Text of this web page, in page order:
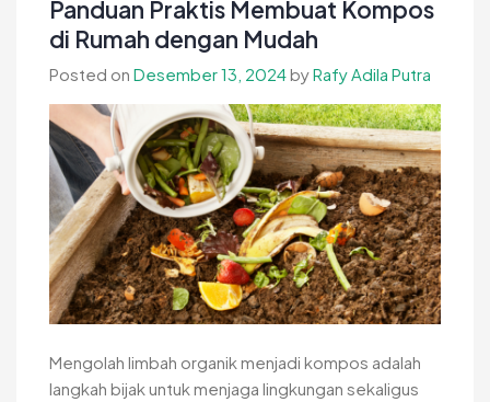
Panduan Praktis Membuat Kompos
di Rumah dengan Mudah
Posted on Desember 13, 2024byRafy Adila Putra
Mengolah limbah organik menjadi kompos adalah
langkah bijak untuk menjaga lingkungan sekaligus